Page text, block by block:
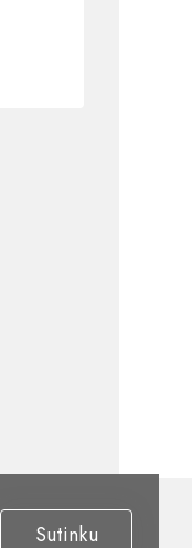
Sutinku